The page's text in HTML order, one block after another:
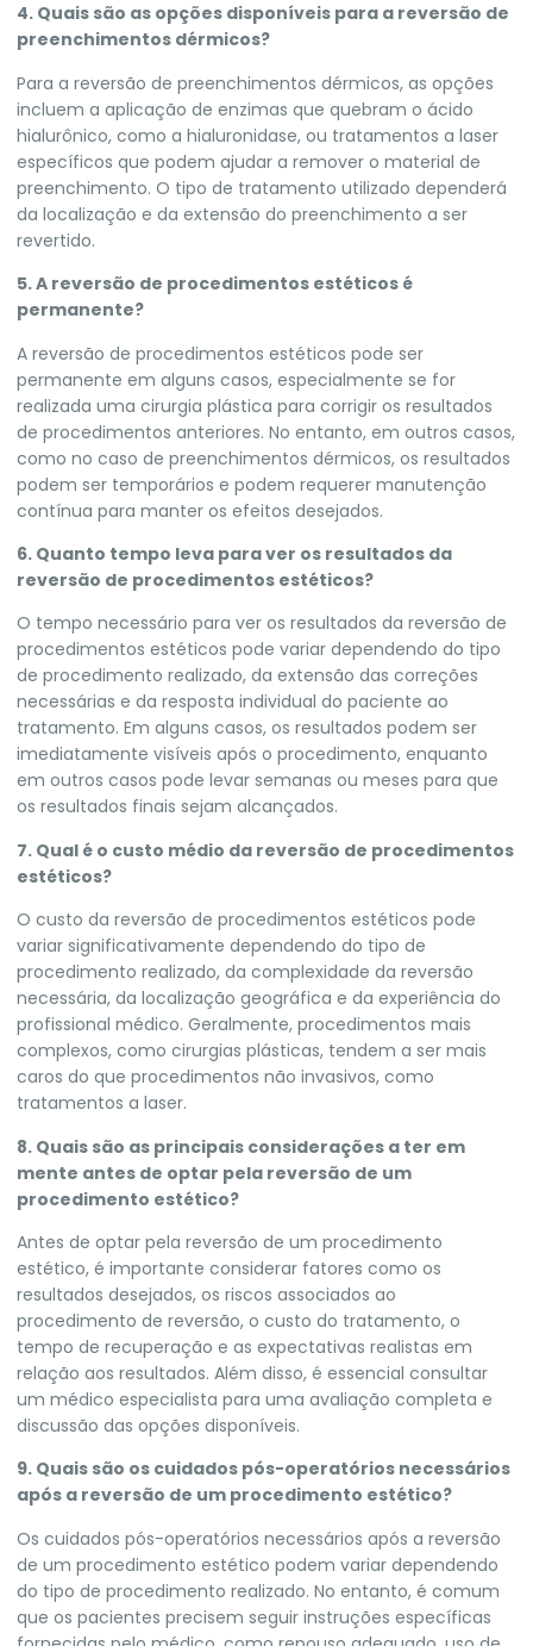
4. Quais são as opções disponíveis para a reversão de
preenchimentos dérmicos?
Para a reversão de preenchimentos dérmicos, as opções
incluem a aplicação de enzimas que quebram o ácido
hialurônico, como a hialuronidase, ou tratamentos a laser
específicos que podem ajudar a remover o material de
preenchimento. O tipo de tratamento utilizado dependerá
da localização e da extensão do preenchimento a ser
revertido.
5. A reversão de procedimentos estéticos é
permanente?
A reversão de procedimentos estéticos pode ser
permanente em alguns casos, especialmente se for
realizada uma cirurgia plástica para corrigir os resultados
de procedimentos anteriores. No entanto, em outros casos,
como no caso de preenchimentos dérmicos, os resultados
podem ser temporários e podem requerer manutenção
contínua para manter os efeitos desejados.
6. Quanto tempo leva para ver os resultados da
reversão de procedimentos estéticos?
O tempo necessário para ver os resultados da reversão de
procedimentos estéticos pode variar dependendo do tipo
de procedimento realizado, da extensão das correções
necessárias e da resposta individual do paciente ao
tratamento. Em alguns casos, os resultados podem ser
imediatamente visíveis após o procedimento, enquanto
em outros casos pode levar semanas ou meses para que
os resultados finais sejam alcançados.
7. Qual é o custo médio da reversão de procedimentos
estéticos?
O custo da reversão de procedimentos estéticos pode
variar significativamente dependendo do tipo de
procedimento realizado, da complexidade da reversão
necessária, da localização geográfica e da experiência do
profissional médico. Geralmente, procedimentos mais
complexos, como cirurgias plásticas, tendem a ser mais
caros do que procedimentos não invasivos, como
tratamentos a laser.
8. Quais são as principais considerações a ter em
mente antes de optar pela reversão de um
procedimento estético?
Antes de optar pela reversão de um procedimento
estético, é importante considerar fatores como os
resultados desejados, os riscos associados ao
procedimento de reversão, o custo do tratamento, o
tempo de recuperação e as expectativas realistas em
relação aos resultados. Além disso, é essencial consultar
um médico especialista para uma avaliação completa e
discussão das opções disponíveis.
9. Quais são os cuidados pós-operatórios necessários
após a reversão de um procedimento estético?
Os cuidados pós-operatórios necessários após a reversão
de um procedimento estético podem variar dependendo
do tipo de procedimento realizado. No entanto, é comum
que os pacientes precisem seguir instruções específicas